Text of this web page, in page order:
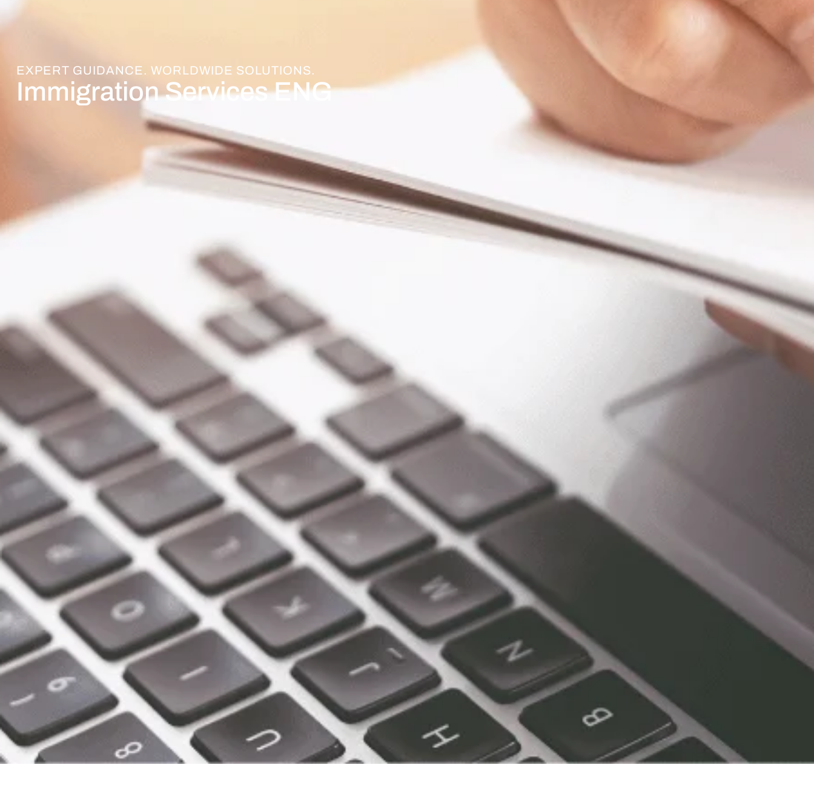
EXPERT GUIDANCE. WORLDWIDE SOLUTIONS.
Immigration Services ENG